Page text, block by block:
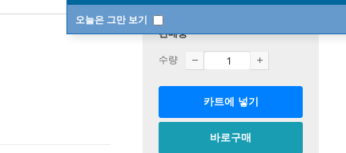
오늘은 그만 보기
판매중
수량
카트에 넣기
바로구매